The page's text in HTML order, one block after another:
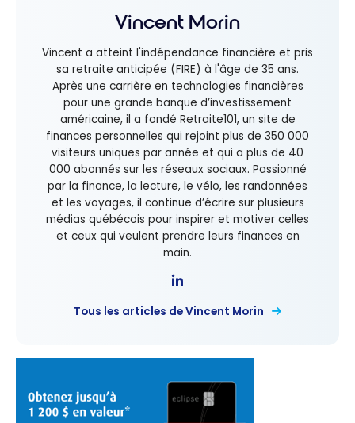
Vincent Morin
Vincent a atteint l'indépendance financière et pris
sa retraite anticipée (FIRE) à l'âge de 35 ans.
Après une carrière en technologies financières
pour une grande banque d’investissement
américaine, il a fondé Retraite101, un site de
finances personnelles qui rejoint plus de 350 000
visiteurs uniques par année et qui a plus de 40
000 abonnés sur les réseaux sociaux. Passionné
par la finance, la lecture, le vélo, les randonnées
et les voyages, il continue d’écrire sur plusieurs
médias québécois pour inspirer et motiver celles
et ceux qui veulent prendre leurs finances en
main.
Tous les articles de Vincent Morin